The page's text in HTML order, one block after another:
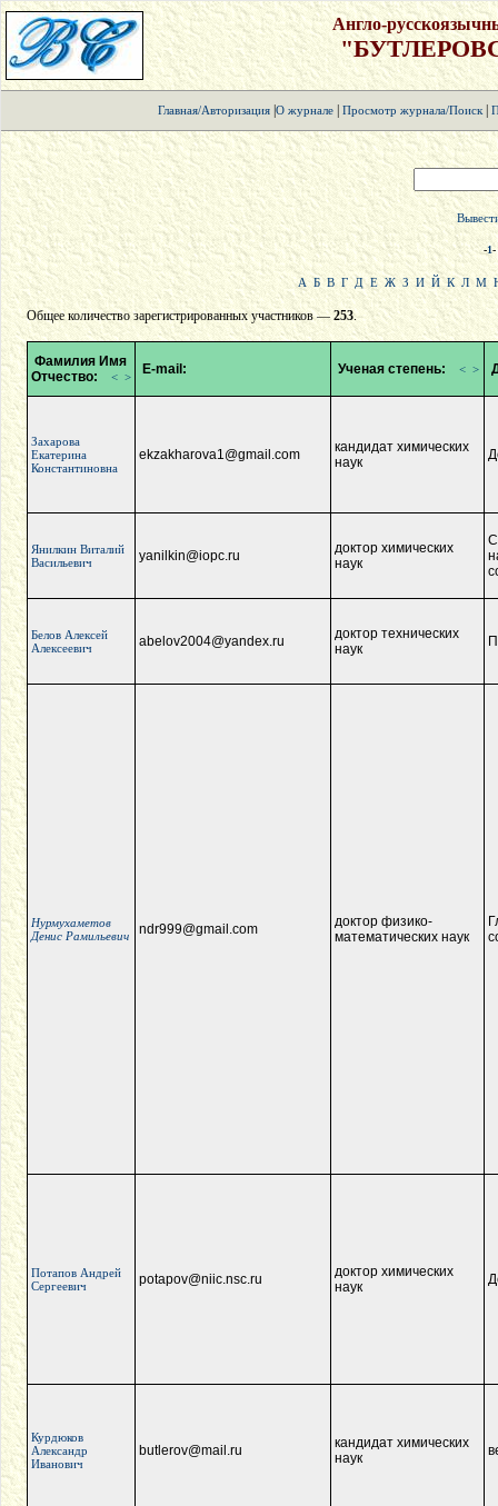
Англо-
Главная/Авторизация| О журнале| Просмотр журнала/Поиск|
-1-
А Б В Г Д Е Ж З И Й К Л М
Общее количество зарегистрированных участников —253.
Фамилия Имя
Отчество:
< > E-mail: Ученая степень: < >
Захарова
Екатерина
Константиновна
ekzakharova1@gmail.com
кандидат химических
наук
Янилкин Виталий
Васильевич
yanilkin@iopc.ru
доктор химических
наук
Белов Алексей
Алексеевич
abelov2004@yandex.ru
доктор технических
наук
Нурмухаметов
Денис Рамильевич
ndr999@gmail.com
доктор физико-
математических наук
Потапов Андрей
Сергеевич
potapov@niic.nsc.ru
доктор химических
наук
Курдюков
Александр
Иванович
butlerov@mail.ru
кандидат химических
наук